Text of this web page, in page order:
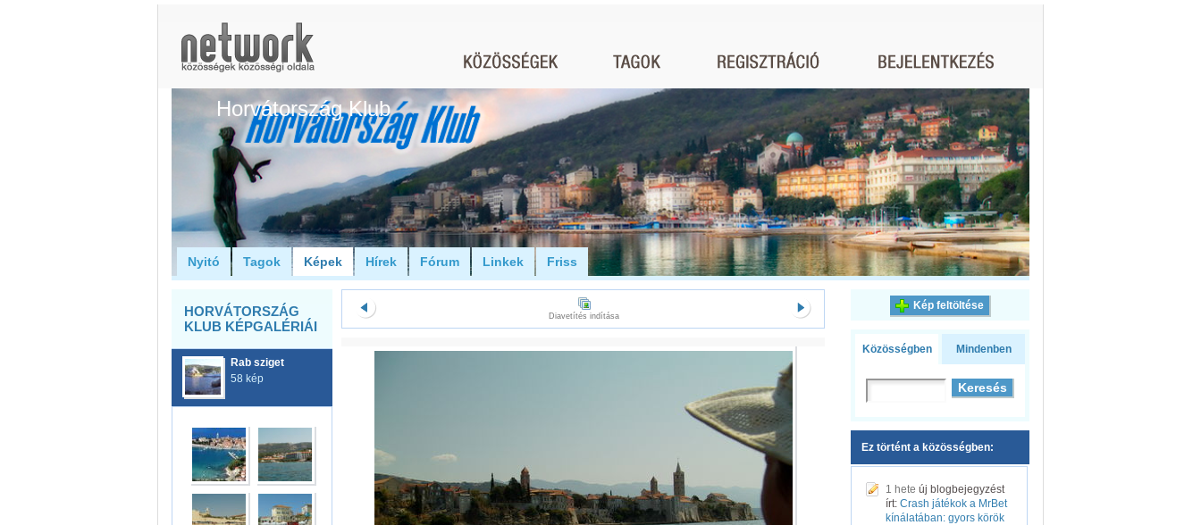
Horvátország Klub
Nyitó Tagok Képek Hírek Fórum Linkek Friss
HORVÁTORSZÁG
KLUB KÉPGALÉRIÁI
Rab sziget
58 kép
Diavetítés indítása
Kép feltöltése
Közösségben Mindenben
Ez történt a közösségben:
1 hete új blogbejegyzést
írt: Crash játékok a MrBet
kínálatában: gyors körök